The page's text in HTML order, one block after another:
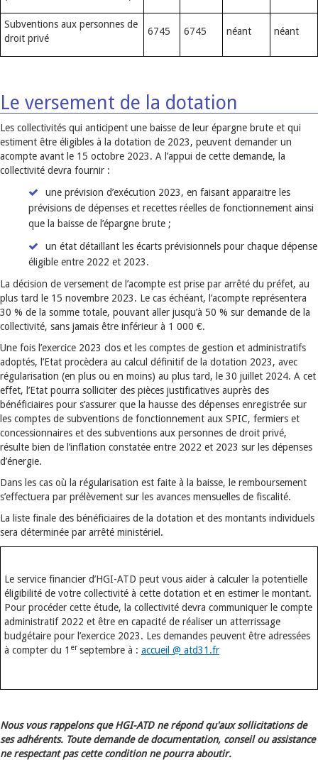
Subventions aux personnes de
droit privé
6745 6745 néant néant
Le versement de la dotation
Les collectivités qui anticipent une baisse de leur épargne brute et qui
estiment être éligibles à la dotation de 2023, peuvent demander un
acompte avant le 15 octobre 2023. A l’appui de cette demande, la
collectivité devra fournir :
une prévision d’exécution 2023, en faisant apparaitre les
prévisions de dépenses et recettes réelles de fonctionnement ainsi
que la baisse de l’épargne brute ;
un état détaillant les écarts prévisionnels pour chaque dépense
éligible entre 2022 et 2023.
La décision de versement de l’acompte est prise par arrêté du préfet, au
plus tard le 15 novembre 2023. Le cas échéant, l’acompte représentera
30 % de la somme totale, pouvant aller jusqu’à 50 % sur demande de la
collectivité, sans jamais être inférieur à 1 000 €.
Une fois l’exercice 2023 clos et les comptes de gestion et administratifs
adoptés, l’Etat procèdera au calcul définitif de la dotation 2023, avec
régularisation (en plus ou en moins) au plus tard, le 30 juillet 2024. A cet
effet, l’Etat pourra solliciter des pièces justificatives auprès des
bénéficiaires pour s’assurer que la hausse des dépenses enregistrée sur
les comptes de subventions de fonctionnement aux SPIC, fermiers et
concessionnaires et des subventions aux personnes de droit privé,
résulte bien de l’inflation constatée entre 2022 et 2023 sur les dépenses
d’énergie.
Dans les cas où la régularisation est faite à la baisse, le remboursement
s’effectuera par prélèvement sur les avances mensuelles de fiscalité.
La liste finale des bénéficiaires de la dotation et des montants individuels
sera déterminée par arrêté ministériel.
Le service financier d’HGI-ATD peut vous aider à calculer la potentielle
éligibilité de votre collectivité à cette dotation et en estimer le montant.
Pour procéder cette étude, la collectivité devra communiquer le compte
administratif 2022 et être en capacité de réaliser un atterrissage
budgétaire pour l’exercice 2023. Les demandes peuvent être adressées
à compter du 1 er septembre à : accueil @ atd31.fr
Nous vous rappelons que HGI-ATD ne répond qu'aux sollicitations de
ses adhérents. Toute demande de documentation, conseil ou assistance
ne respectant pas cette condition ne pourra aboutir.